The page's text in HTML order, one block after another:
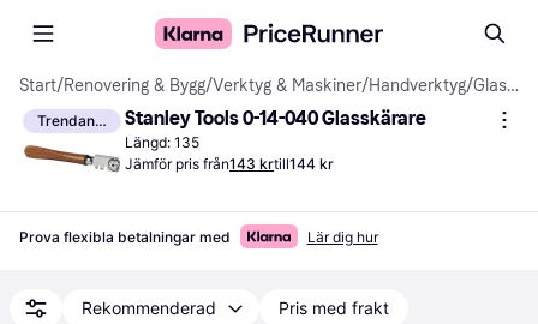
Start/Renovering & Bygg/Verktyg & Maskiner/Handverktyg/ Glasskärare
Trendande Stanley Tools 0-14-040 Glasskärare
Längd: 135
Jämför pris från143 krtill144 kr
Prova flexibla betalningar med Lär dig hur
Rekommenderad Pris med frakt